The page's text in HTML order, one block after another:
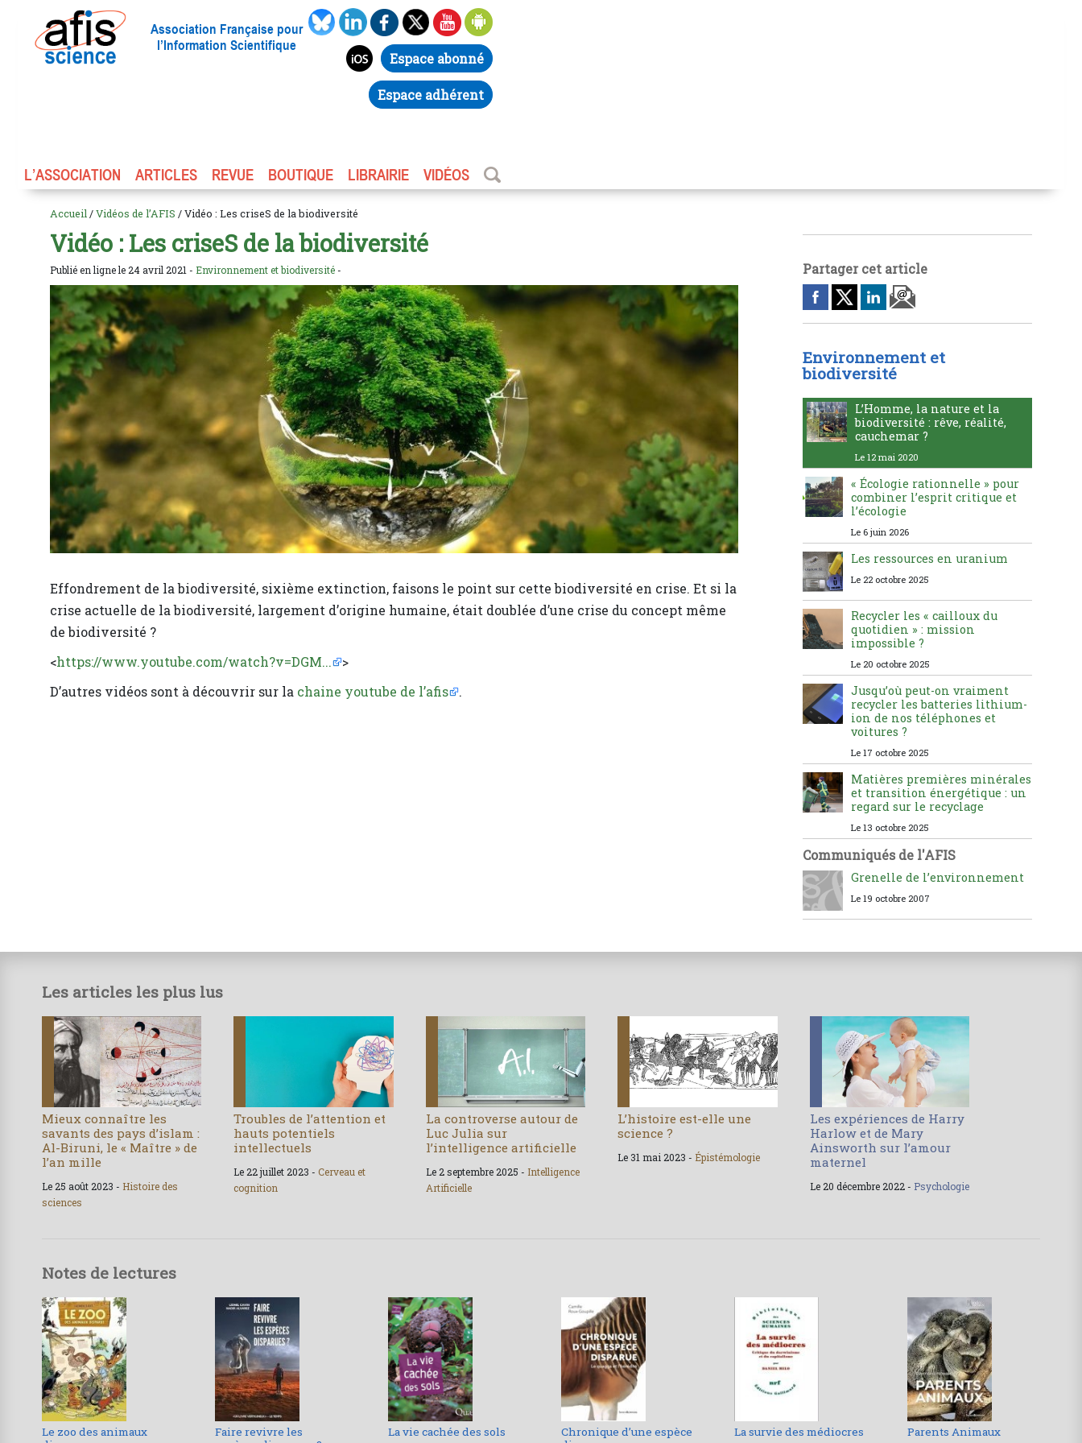
Association Française pour
l’Information Scientifique
Espace abonné
Espace adhérent
L’ASSOCIATION ARTICLES REVUE BOUTIQUE LIBRAIRIE VIDÉOS
Accueil /Vidéos de l’AFIS / Vidéo : Les criseS de la biodiversité
Vidéo : Les criseS de la biodiversité
Publié en ligne le 24 avril 2021 - Environnement et biodiversité -
Effondrement de la biodiversité, sixième extinction, faisons le point sur cette biodiversité en crise. Et si la
crise actuelle de la biodiversité, largement d’origine humaine, était doublée d’une crise du concept même
de biodiversité ?
<https://www.youtube.com/watch?v=DGM...
>
D’autres vidéos sont à découvrir sur la chaine youtube de l’afis .
Partager cet article
Environnement et
biodiversité
L’Homme, la nature et la
biodiversité : rêve, réalité,
cauchemar ?
Le 12 mai 2020
« Écologie rationnelle » pour
combiner l’esprit critique et
l’écologie
Le 6 juin 2026
Les ressources en uranium
Le 22 octobre 2025
Recycler les « cailloux du
quotidien » : mission
impossible ?
Le 20 octobre 2025
Jusqu’où peut-on vraiment
recycler les batteries lithium-
ion de nos téléphones et
voitures ?
Le 17 octobre 2025
Matières premières minérales
et transition énergétique : un
regard sur le recyclage
Le 13 octobre 2025
Communiqués de l'AFIS
Grenelle de l’environnement
Le 19 octobre 2007
Les articles les plus lus
Mieux connaître les
savants des pays d’islam :
Al-Biruni, le « Maître » de
l’an mille
Le 25 août 2023 - Histoire des
sciences
Troubles de l’attention et
hauts potentiels
intellectuels
Le 22 juillet 2023 -Cerveau et
cognition
La controverse autour de
Luc Julia sur
l’intelligence artificielle
Le 2 septembre 2025 - Intelligence
Artificielle
L’histoire est-elle une
science ?
Le 31 mai 2023 - Épistémologie
Les expériences de Harry
Harlow et de Mary
Ainsworth sur l’amour
maternel
Le 20 décembre 2022 - Psychologie
Notes de lectures
Le zoo des animaux
Faire revivre les
La vie cachée des sols
Chronique d’une espèce
La survie des médiocres Parents Animaux